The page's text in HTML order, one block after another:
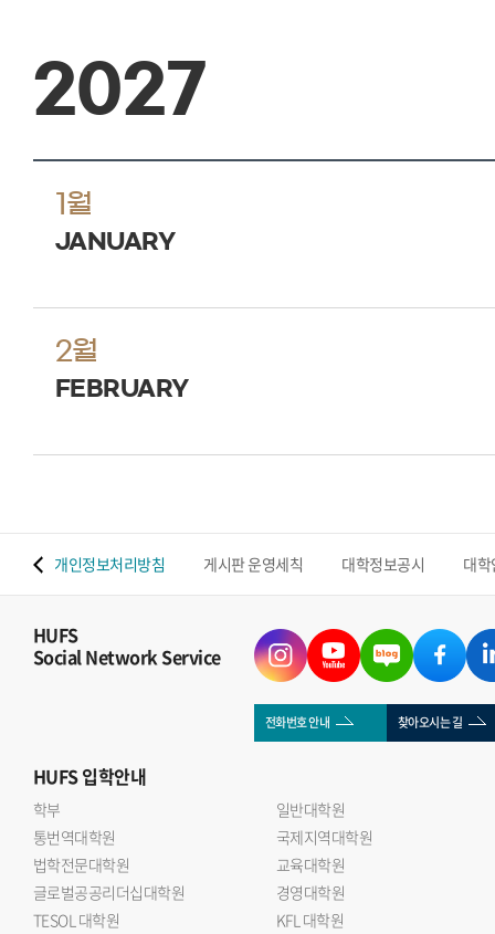
2027
1월
JANUARY
2월
FEBRUARY
개인정보처리방침 게시판 운영세칙 대학정보공시 대
HUFS
Social Network Service
전화번호 안내 찾아오시는 길
HUFS입학안내
학부
일반대학원
통번역대학원
국제지역대학원
법학전문대학원
교육대학원
글로벌공공리더십대학원
경영대학원
TESOL 대학원
KFL 대학원